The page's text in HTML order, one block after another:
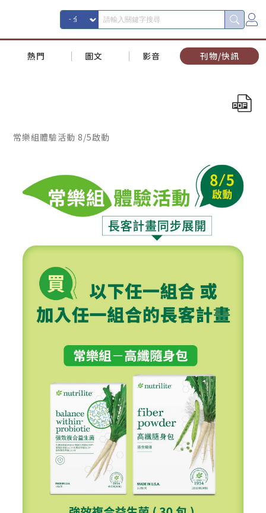
熱門 圖文 影音 刊物/快訊
常樂組體驗活動 8/5啟動